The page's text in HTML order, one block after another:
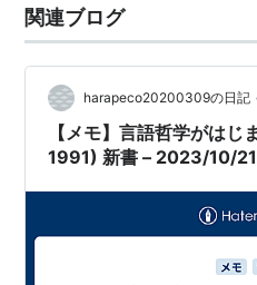
関連ブログ
harapeco20200309の日記
【メモ】言語哲学がはじ
1991) 新書 – 2023/10/